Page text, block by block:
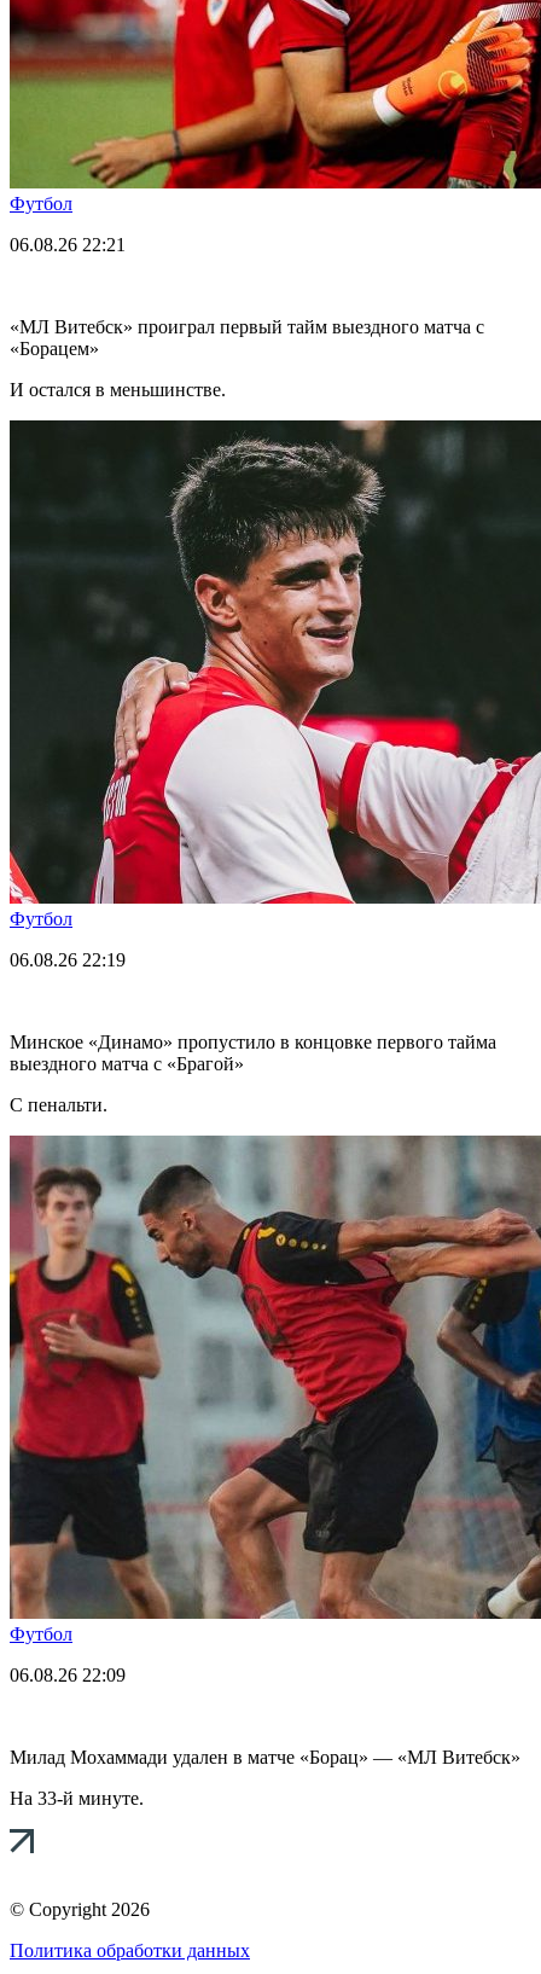
Футбол
06.08.26 22:21
«МЛ Витебск» проиграл первый тайм выездного матча с
«Борацем»
И остался в меньшинстве.
Футбол
06.08.26 22:19
Минское «Динамо» пропустило в концовке первого тайма
выездного матча с «Брагой»
С пенальти.
Футбол
06.08.26 22:09
Милад Мохаммади удален в матче «Борац» — «МЛ Витебск»
На 33-й минуте.
© Copyright 2026
Политика обработки данных